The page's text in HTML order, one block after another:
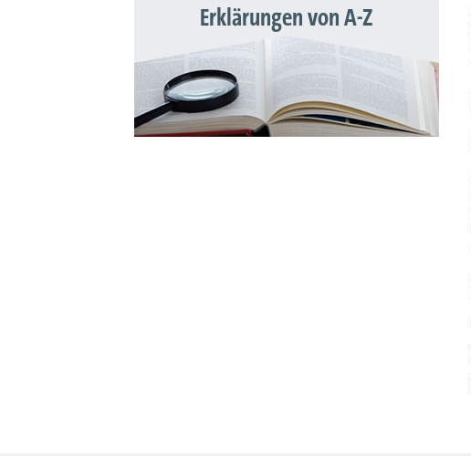
Erklärungen von A-Z